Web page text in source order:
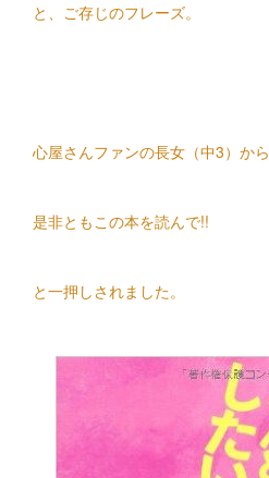
と、ご存じのフレーズ。
心屋さんファンの長女（中3）から
是非ともこの本を読んで!!
と一押しされました。